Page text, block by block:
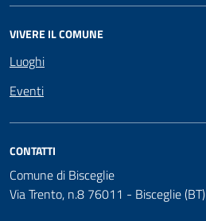
VIVERE IL COMUNE
Luoghi
Eventi
CONTATTI
Comune di Bisceglie
Via Trento, n.8 76011 - Bisceglie (BT)